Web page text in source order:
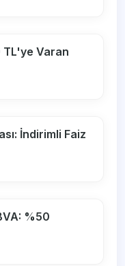
TL'ye Varan
İndirimli Faiz
%50